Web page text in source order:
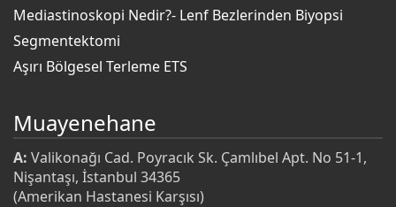
Mediastinoskopi Nedir?- Lenf Bezlerinden Biyopsi
Segmentektomi
Aşırı Bölgesel Terleme ETS
Muayenehane
A: Valikonağı Cad. Poyracık Sk. Çamlıbel Apt. No 51-1,
Nişantaşı, İstanbul 34365
(Amerikan Hastanesi Karşısı)